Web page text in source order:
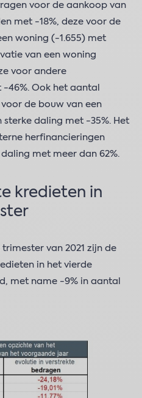
voor de aankoop van
met -18%, deze voor de
woning (-1.655) met
van een woning
voor andere
46%. Ook het aantal
de bouw van een
sterke daling met -35%. Het
herfinancieringen
met meer dan 62%.
kredieten in
van 2021 zijn de
in het vierde
met name -9% in aantal